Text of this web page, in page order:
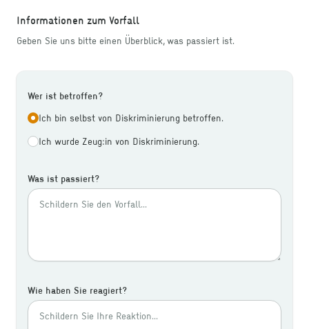
Informationen zum Vorfall
Geben Sie uns bitte einen Überblick, was passiert ist.
Wer ist betroffen?
Wer ist betroffen?
Ich bin selbst von Diskriminierung betroffen.
Ich wurde Zeug:in von Diskriminierung.
Was ist passiert?
Wie haben Sie reagiert?